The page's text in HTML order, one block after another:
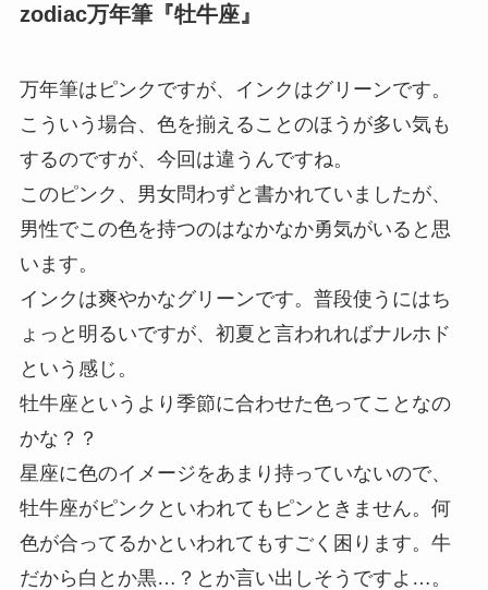
zodiac万年筆『牡牛座』
万年筆はピンクですが、インクはグリーンです。
こういう場合、色を揃えることのほうが多い気も
するのですが、今回は違うんですね。
このピンク、男女問わずと書かれていましたが、
男性でこの色を持つのはなかなか勇気がいると思
います。
インクは爽やかなグリーンです。普段使うにはち
ょっと明るいですが、初夏と言われればナルホド
という感じ。
牡牛座というより季節に合わせた色ってことなの
かな？？
星座に色のイメージをあまり持っていないので、
牡牛座がピンクといわれてもピンときません。何
色が合ってるかといわれてもすごく困ります。牛
だから白とか黒…？とか言い出しそうですよ…。